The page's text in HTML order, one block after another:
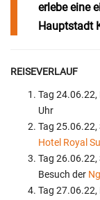
erlebe eine
Hauptstadt
REISEVERLAUF
Tag
Uhr
Tag
Hotel Royal
Tag
Besuch der
Tag